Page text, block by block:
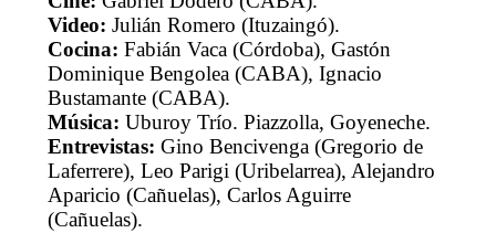
Video: Julián Romero (Ituzaingó).
Cocina: Fabián Vaca (Córdoba), Gastón
Dominique Bengolea (CABA), Ignacio
Bustamante (CABA).
Música: Uburoy Trío. Piazzolla, Goyeneche.
Entrevistas: Gino Bencivenga (Gregorio de
Laferrere), Leo Parigi (Uribelarrea), Alejandro
Aparicio (Cañuelas), Carlos Aguirre
(Cañuelas).